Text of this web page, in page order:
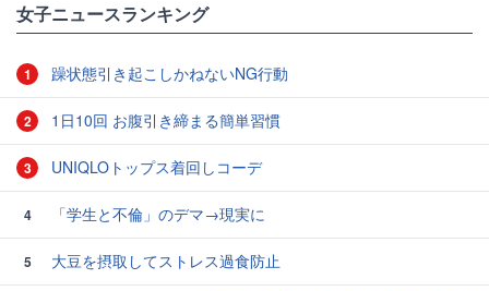
女子ニュースランキング
1 躁状態引き起こしかねないNG行動
2 1日10回 お腹引き締まる簡単習慣
3 UNIQLOトップス着回しコーデ
4 「学生と不倫」のデマ→現実に
5
大豆を摂取してストレス過食防止